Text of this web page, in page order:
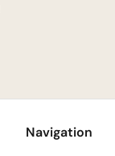
Navigation